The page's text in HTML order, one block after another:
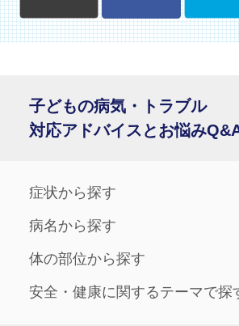
子どもの病気・トラブル
対応アドバイスとお悩み
症状から探す
病名から探す
体の部位から探す
安全・健康に関するテーマで探